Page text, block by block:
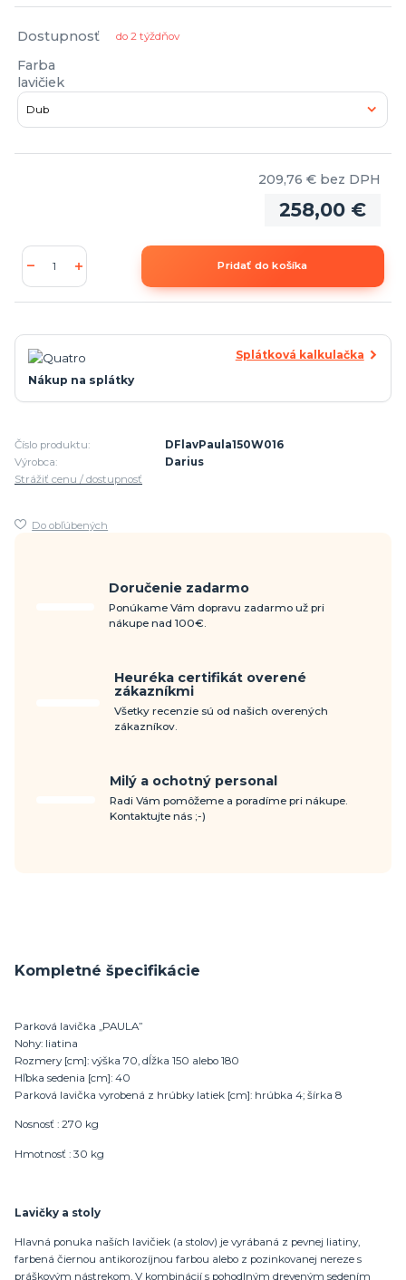
Dostupnosť do 2 týždňov
Farba
lavičiek
258,00 €
209,76 € bez DPH
Pridať do košíka
Splátková kalkulačka
Nákup na splátky
Číslo produktu:
DFlavPaula150W016
Výrobca:
Darius
Strážiť cenu / dostupnosť
Do obľúbených
Doručenie zadarmo
Ponúkame Vám dopravu zadarmo už pri
nákupe nad 100€.
Heuréka certifikát overené
zákazníkmi
Všetky recenzie sú od našich overených
zákazníkov.
Milý a ochotný personal
Radi Vám pomôžeme a poradíme pri nákupe.
Kontaktujte nás ;-)
Kompletné špecifikácie
Parková lavička „PAULA”
Nohy: liatina
Rozmery [cm]: výška 70, dĺžka 150 alebo 180
Hľbka sedenia [cm]: 40
Parková lavička vyrobená z hrúbky latiek [cm]: hrúbka 4; šírka 8
Nosnosť : 270 kg
Hmotnosť : 30 kg
Lavičky a stoly
Hlavná ponuka naších lavičiek (a stolov) je vyrábaná z pevnej liatiny,
farbená čiernou antikorozíjnou farbou alebo z pozinkovanej nereze s
práškovým nástrekom. V kombinácií s pohodlným dreveným sedením